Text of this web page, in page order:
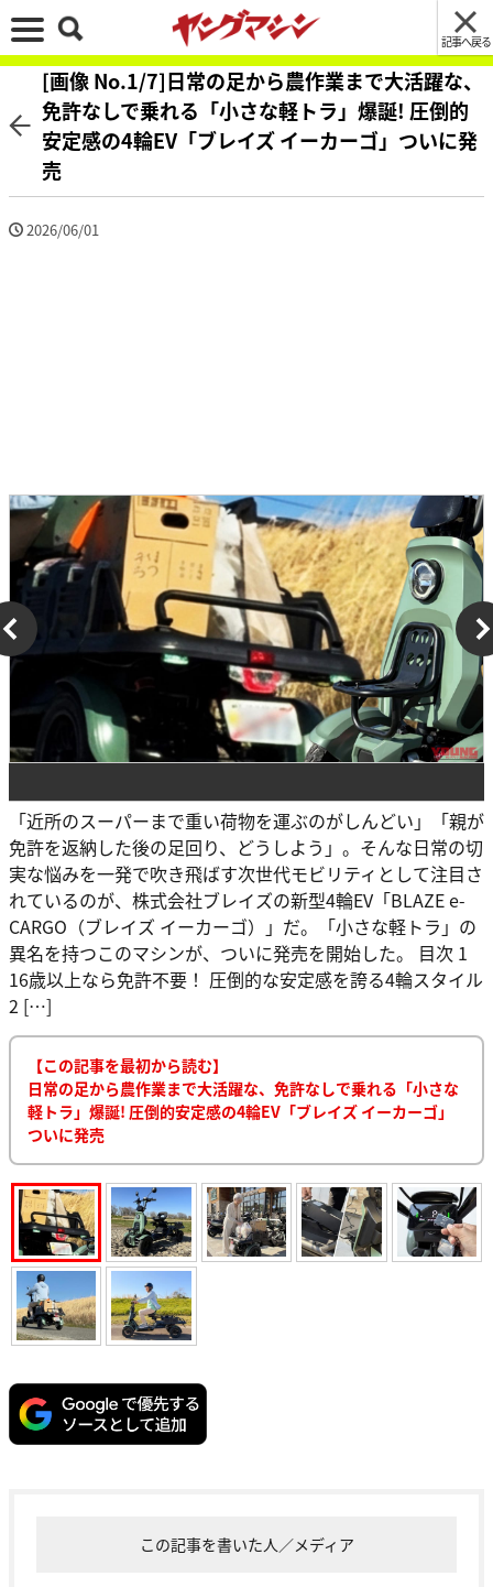
記事へ戻る
[画像 No.1/7]日常の足から農作業まで大活躍な、
免許なしで乗れる「小さな軽トラ」爆誕! 圧倒的
安定感の4輪EV「ブレイズ イーカーゴ」ついに発
売
2026/06/01
「近所のスーパーまで重い荷物を運ぶのがしんどい」「親が
免許を返納した後の足回り、どうしよう」。そんな日常の切
実な悩みを一発で吹き飛ばす次世代モビリティとして注目さ
れているのが、株式会社ブレイズの新型4輪EV「BLAZE e-
CARGO（ブレイズ イーカーゴ）」だ。「小さな軽トラ」の
異名を持つこのマシンが、ついに発売を開始した。 目次 1
16歳以上なら免許不要！ 圧倒的な安定感を誇る4輪スタイル
2 […]
【この記事を最初から読む】
日常の足から農作業まで大活躍な、免許なしで乗れる「小さな
軽トラ」爆誕! 圧倒的安定感の4輪EV「ブレイズ イーカーゴ」
ついに発売
この記事を書いた人／メディア